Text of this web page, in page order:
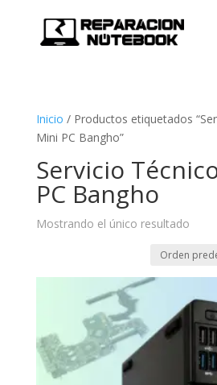
Inicio / Productos etiquetados
Mini PC Bangho”
Servicio
PC Bangho
Mostrando el único resultado